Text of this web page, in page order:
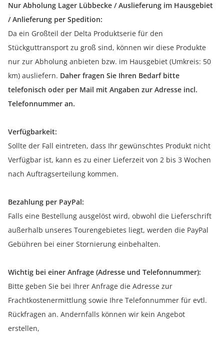
Nur Abholung Lager Lübbecke / Auslieferung im Hausgebiet
/ Anlieferung per Spedition:
Da ein Großteil der Delta Produktserie für den
Stückguttransport zu groß sind, können wir diese Produkte
nur zur Abholung anbieten bzw. im Hausgebiet (Umkreis: 50
km) ausliefern. Daher fragen Sie Ihren Bedarf bitte
telefonisch oder per Mail mit Angaben zur Adresse incl.
Telefonnummer an.
Verfügbarkeit:
Sollte der Fall eintreten, dass Ihr gewünschtes Produkt nicht
Verfügbar ist, kann es zu einer Lieferzeit von 2 bis 3 Wochen
nach Auftragserteilung kommen.
Bezahlung per PayPal:
Falls eine Bestellung ausgelöst wird, obwohl die Lieferschrift
außerhalb unseres Tourengebietes liegt, werden die PayPal
Gebühren bei einer Stornierung einbehalten.
Wichtig bei einer Anfrage (Adresse und Telefonnummer):
Bitte geben Sie bei Ihrer Anfrage die Adresse zur
Frachtkostenermittlung sowie Ihre Telefonnummer für evtl.
Rückfragen an. Andernfalls können wir kein Angebot
erstellen,